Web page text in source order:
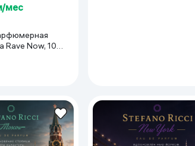
мес
Rave Now, 100